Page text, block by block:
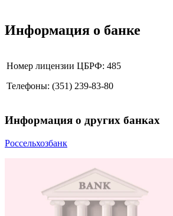
Информация о банке
Номер лицензии ЦБРФ: 485
Телефоны: (351) 239-83-80
Информация о других банках
Россельхозбанк